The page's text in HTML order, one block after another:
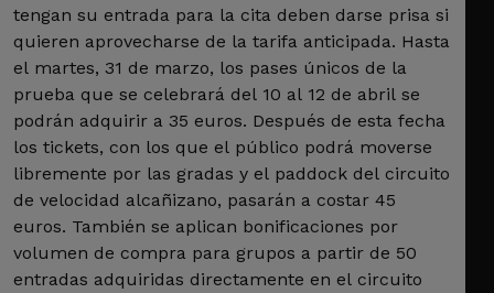
tengan su entrada para la cita deben darse prisa si
quieren aprovecharse de la tarifa anticipada. Hasta
el martes, 31 de marzo, los pases únicos de la
prueba que se celebrará del 10 al 12 de abril se
podrán adquirir a 35 euros. Después de esta fecha
los tickets, con los que el público podrá moverse
libremente por las gradas y el paddock del circuito
de velocidad alcañizano, pasarán a costar 45
euros. También se aplican bonificaciones por
volumen de compra para grupos a partir de 50
entradas adquiridas directamente en el circuito